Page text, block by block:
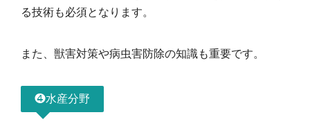
る技術も必須となります。
また、獣害対策や病虫害防除の知識も重要です。
❹水産分野